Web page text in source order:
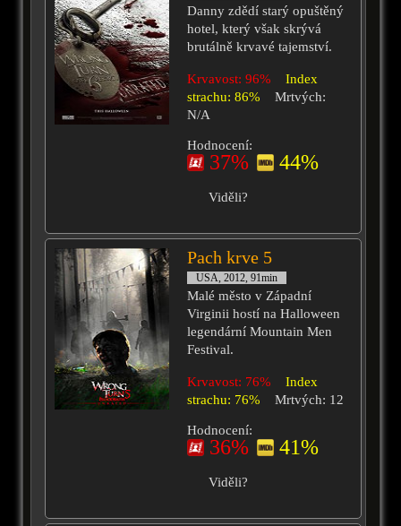
Danny zdědí starý opuštěný
hotel, který však skrývá
brutálně krvavé tajemství.
Krvavost: 96%
Index
strachu: 86%
Mrtvých:
N/A
Hodnocení:
37% 44%
Viděli?
Pach krve 5
USA, 2012, 91min
Malé město v Západní
Virginii hostí na Halloween
legendární Mountain Men
Festival.
Krvavost: 76%
Index
strachu: 76%
Mrtvých: 12
Hodnocení:
36% 41%
Viděli?